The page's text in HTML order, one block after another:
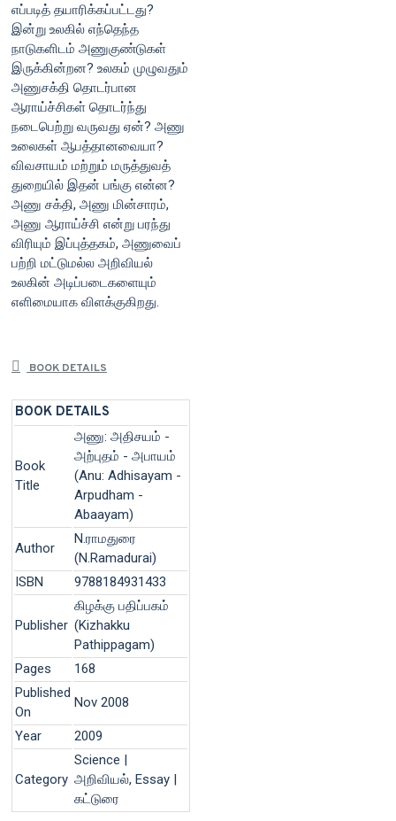
எப்படித் தயாரிக்கப்பட்டது?
இன்று உலகில் எந்தெந்த
நாடுகளிடம் அணுகுண்டுகள்
இருக்கின்றன? உலகம் முழுவதும்
அணுசக்தி தொடர்பான
ஆராய்ச்சிகள் தொடர்ந்து
நடைபெற்று வருவது ஏன்? அணு
உலைகள் ஆபத்தானவையா?
விவசாயம் மற்றும் மருத்துவத்
துறையில் இதன் பங்கு என்ன?
அணு சக்தி, அணு மின்சாரம்,
அணு ஆராய்ச்சி என்று பரந்து
விரியும் இப்புத்தகம், அணுவைப்
பற்றி மட்டுமல்ல அறிவியல்
உலகின் அடிப்படைகளையும்
எளிமையாக விளக்குகிறது.
BOOK DETAILS
BOOK DETAILS
Book
Title
அணு: அதிசயம் -
அற்புதம் - அபாயம்
(Anu: Adhisayam -
Arpudham -
Abaayam)
Author
N.ராமதுரை
(N.Ramadurai)
ISBN
9788184931433
Publisher
கிழக்கு பதிப்பகம்
(Kizhakku
Pathippagam)
Pages
168
Published
On
Nov 2008
Year 2009
Category
Science |
அறிவியல், Essay |
கட்டுரை